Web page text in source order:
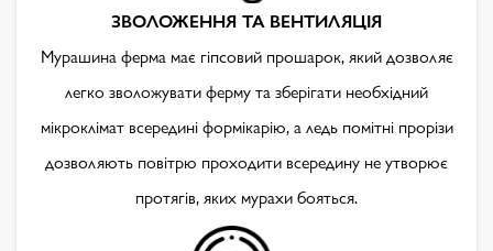
ЗВОЛОЖЕННЯ ТА ВЕНТИЛЯЦІЯ
Мурашина ферма має гіпсовий прошарок, який дозволяє
легко зволожувати ферму та зберігати необхідний
мікроклімат всередині формікарію, а ледь помітні прорізи
дозволяють повітрю проходити всередину не утворює
протягів, яких мурахи бояться.